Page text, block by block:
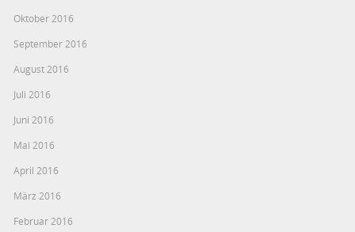
Oktober 2016
September 2016
August 2016
Juli 2016
Juni 2016
Mai 2016
April 2016
März 2016
Februar 2016